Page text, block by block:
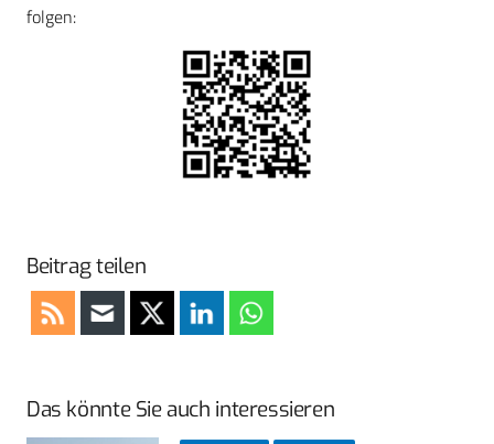
folgen:
Beitrag teilen
Das könnte Sie auch interessieren